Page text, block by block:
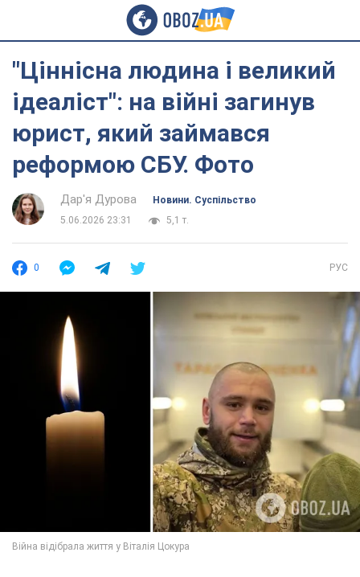
"Ціннісна людина і великий
ідеаліст": на війні загинув
юрист, який займався
реформою СБУ. Фото
Дар'я Дурова
Новини. Суспільство
5.06.2026 23:31
5,1 т.
0 РУС